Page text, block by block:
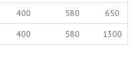
400 580
650
400 580 1300